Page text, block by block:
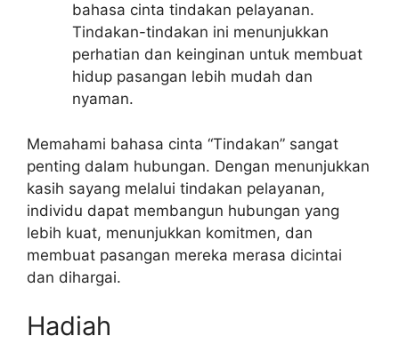
bahasa cinta tindakan pelayanan.
Tindakan-tindakan ini menunjukkan
perhatian dan keinginan untuk membuat
hidup pasangan lebih mudah dan
nyaman.
Memahami bahasa cinta “Tindakan” sangat
penting dalam hubungan. Dengan menunjukkan
kasih sayang melalui tindakan pelayanan,
individu dapat membangun hubungan yang
lebih kuat, menunjukkan komitmen, dan
membuat pasangan mereka merasa dicintai
dan dihargai.
Hadiah